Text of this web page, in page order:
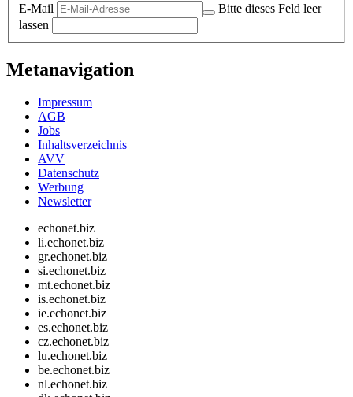
E-Mail
Bitte dieses Feld leer
lassen
Metanavigation
Impressum
AGB
Jobs
Inhaltsverzeichnis
AVV
Datenschutz
Werbung
Newsletter
echonet.biz
li.echonet.biz
gr.echonet.biz
si.echonet.biz
mt.echonet.biz
is.echonet.biz
ie.echonet.biz
es.echonet.biz
cz.echonet.biz
lu.echonet.biz
be.echonet.biz
nl.echonet.biz